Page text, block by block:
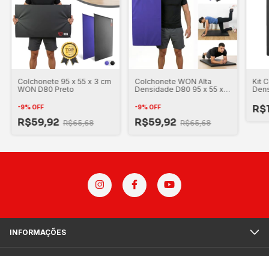
Colchonete 95 x 55 x 3 cm
WON D80 Preto
-9%OFF
R$59,92 R$65,68
Colchonete WON Alta
Densidade D80 95 x 55 x 3
-9%OFF
R$59,92 R$65,68
Kit
INFORMAÇÕES